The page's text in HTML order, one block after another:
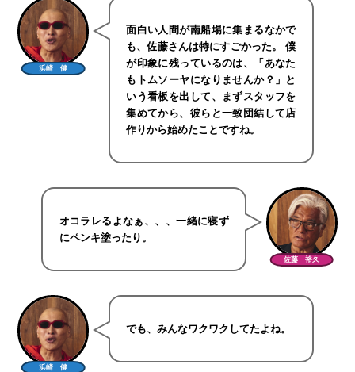
浜崎 健
面白い人間が南船場に集まるなかで
も、佐藤さんは特にすごかった。 僕
が印象に残っているのは、「あなた
もトムソーヤになりませんか？」と
いう看板を出して、まずスタッフを
集めてから、彼らと一致団結して店
作りから始めたことですね。
佐藤 裕久
オコラレるよなぁ、、、一緒に寝ず
にペンキ塗ったり。
浜崎 健
でも、みんなワクワクしてたよね。